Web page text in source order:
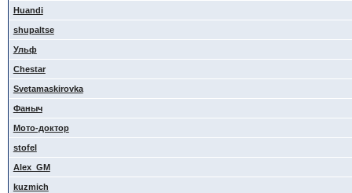
Huandi
shupaltse
Ульф
Сhestar
Svetamaskirovka
Фаныч
Мото-доктор
stofel
Alex_GM
kuzmich